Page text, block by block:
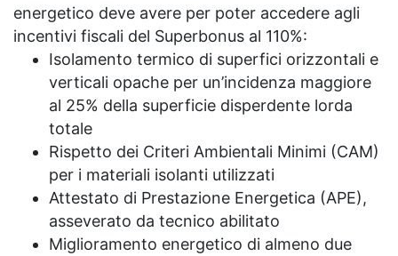
energetico deve avere per poter accedere agli
incentivi fiscali del Superbonus al 110%:
Isolamento termico di superfici orizzontali e
verticali opache per un’incidenza maggiore
al 25% della superficie disperdente lorda
totale
Rispetto dei Criteri Ambientali Minimi (CAM)
per i materiali isolanti utilizzati
Attestato di Prestazione Energetica (APE),
asseverato da tecnico abilitato
Miglioramento energetico di almeno due